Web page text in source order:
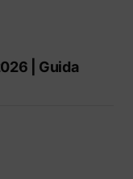
| Guida